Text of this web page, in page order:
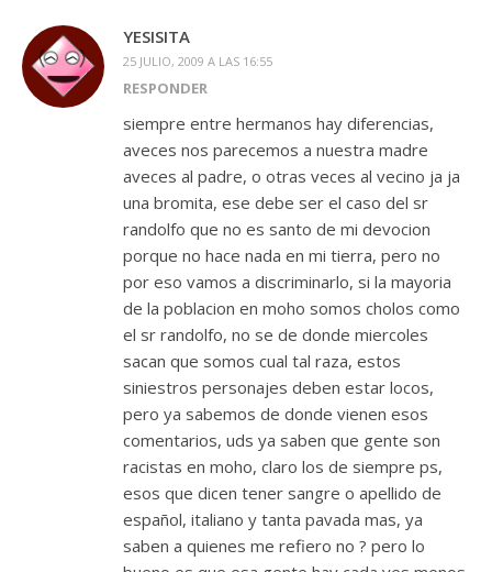
YESISITA
25 JULIO, 2009 A LAS 16:55
RESPONDER
siempre entre hermanos hay diferencias,
aveces nos parecemos a nuestra madre
aveces al padre, o otras veces al vecino ja ja
una bromita, ese debe ser el caso del sr
randolfo que no es santo de mi devocion
porque no hace nada en mi tierra, pero no
por eso vamos a discriminarlo, si la mayoria
de la poblacion en moho somos cholos como
el sr randolfo, no se de donde miercoles
sacan que somos cual tal raza, estos
siniestros personajes deben estar locos,
pero ya sabemos de donde vienen esos
comentarios, uds ya saben que gente son
racistas en moho, claro los de siempre ps,
esos que dicen tener sangre o apellido de
español, italiano y tanta pavada mas, ya
saben a quienes me refiero no ? pero lo